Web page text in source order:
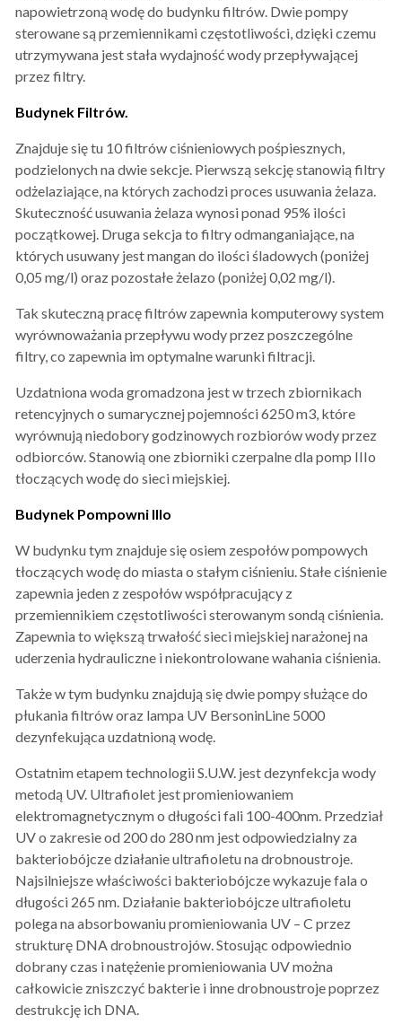
napowietrzoną wodę do budynku filtrów. Dwie pompy
sterowane są przemiennikami częstotliwości, dzięki czemu
utrzymywana jest stała wydajność wody przepływającej
przez filtry.
Budynek Filtrów.
Znajduje się tu 10 filtrów ciśnieniowych pośpiesznych,
podzielonych na dwie sekcje. Pierwszą sekcję stanowią filtry
odżelaziające, na których zachodzi proces usuwania żelaza.
Skuteczność usuwania żelaza wynosi ponad 95% ilości
początkowej. Druga sekcja to filtry odmanganiające, na
których usuwany jest mangan do ilości śladowych (poniżej
0,05 mg/l) oraz pozostałe żelazo (poniżej 0,02 mg/l).
Tak skuteczną pracę filtrów zapewnia komputerowy system
wyrównoważania przepływu wody przez poszczególne
filtry, co zapewnia im optymalne warunki filtracji.
Uzdatniona woda gromadzona jest w trzech zbiornikach
retencyjnych o sumarycznej pojemności 6250 m3, które
wyrównują niedobory godzinowych rozbiorów wody przez
odbiorców. Stanowią one zbiorniki czerpalne dla pomp IIIo
tłoczących wodę do sieci miejskiej.
Budynek Pompowni IIIo
W budynku tym znajduje się osiem zespołów pompowych
tłoczących wodę do miasta o stałym ciśnieniu. Stałe ciśnienie
zapewnia jeden z zespołów współpracujący z
przemiennikiem częstotliwości sterowanym sondą ciśnienia.
Zapewnia to większą trwałość sieci miejskiej narażonej na
uderzenia hydrauliczne i niekontrolowane wahania ciśnienia.
Także w tym budynku znajdują się dwie pompy służące do
płukania filtrów oraz lampa UV BersoninLine 5000
dezynfekująca uzdatnioną wodę.
Ostatnim etapem technologii S.U.W. jest dezynfekcja wody
metodą UV. Ultrafiolet jest promieniowaniem
elektromagnetycznym o długości fali 100-400nm. Przedział
UV o zakresie od 200 do 280 nm jest odpowiedzialny za
bakteriobójcze działanie ultrafioletu na drobnoustroje.
Najsilniejsze właściwości bakteriobójcze wykazuje fala o
długości 265 nm. Działanie bakteriobójcze ultrafioletu
polega na absorbowaniu promieniowania UV – C przez
strukturę DNA drobnoustrojów. Stosując odpowiednio
dobrany czas i natężenie promieniowania UV można
całkowicie zniszczyć bakterie i inne drobnoustroje poprzez
destrukcję ich DNA.